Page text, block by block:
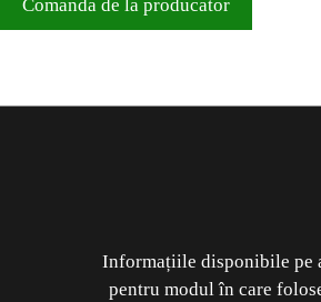
Comanda de la producator
Informațiile disponibile pe
pentru modul în care